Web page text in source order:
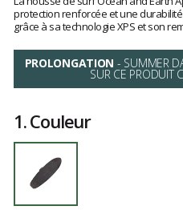
6'0"
/
cm
clients
protection renforcée et une
grâce à sa technologie XPS et son
PROLONGATION - SUMMER
SUR CE PRODUIT
1.Couleur